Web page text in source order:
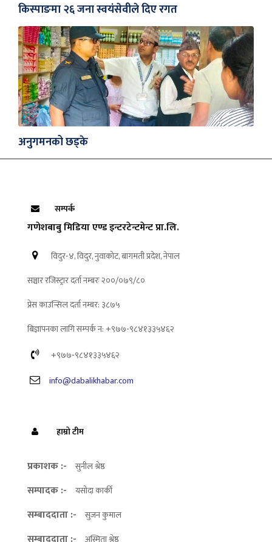
किस्पाङमा २६ जना स्वयंसेवीले दिए रगत
अनुगमनको छड्के
सम्पर्क
गणेशबाबु मिडिया एण्ड इन्टरटेन्टमेन्ट प्रा.लि.
विदुर-४, विदुर, नुवाकोट, बागमती प्रदेश, नेपाल
सञ्चार रजिस्ट्रार दर्ता नम्बरः २००/०७९/८०
प्रेस काउन्सिल दर्ता नम्बर: ३८७५
बिज्ञापनका लागि सम्पर्क न: +९७७-९८४१३३५४६२
+९७७-९८४१३३५४६२
info@dabalikhabar.com
हाम्रो टीम
प्रकाशक :- सुनील श्रेष्ठ
सम्पादक :- यसोदा कार्की
सम्बाददाता :- सुजन कुमाल